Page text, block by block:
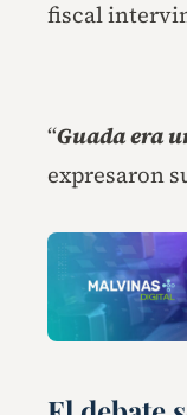
fiscal
“Guada era
expresaron